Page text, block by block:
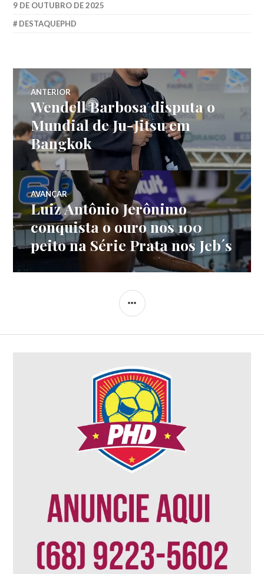
9 DE OUTUBRO DE 2025
DESTAQUEPHD
ANTERIOR
Wendell Barbosa disputa o
Mundial de Ju-Jitsu em
Bangkok
AVANÇAR
Luiz Antônio Jerônimo
conquista o ouro nos 100
peito na Série Prata nos Jeb´s